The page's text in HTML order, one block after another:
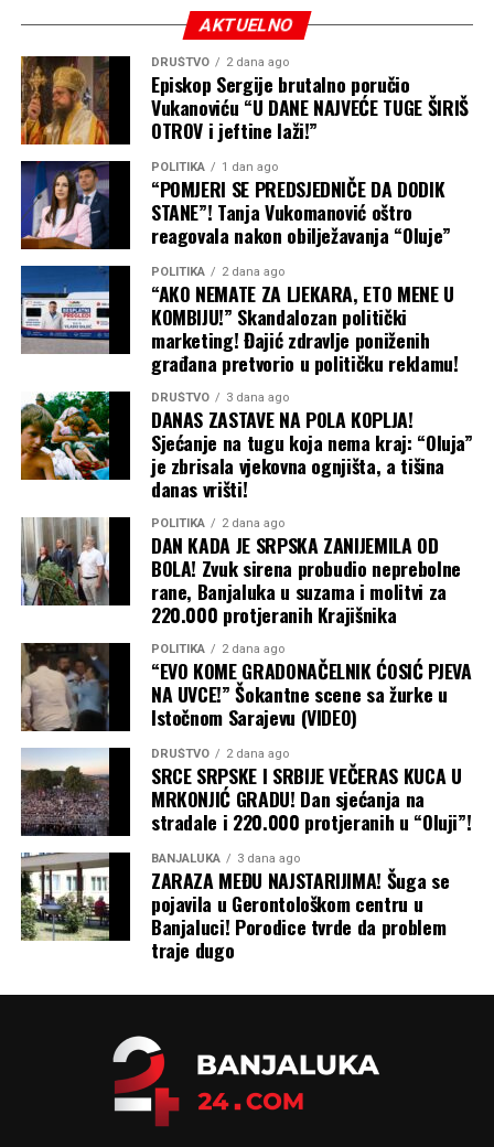
četvrtinu uvoza pšenice za Egipat i oko 18 procenata za
Indoneziju. Takođe je najveći dobavljač kukuruza za
Evropsku uniju, pokriva čak 92 odsto njenog uvoza
suncokretovog ulja i ostaje ključni izvor stočne hrane i
biljnih ulja.
Putin računa na to da će poskupljenje hrane – u
trenutku kada američki rat sa Iranom već podiže cijene
nafte i svega ostalog – primorati ukrajinske trgovinske
partnere, prije svega u Evropi, da pritisnu Kijev da
obustavi napade unutar Rusije. Međutim, malo je
vjerovatno da će ta strategija upaliti, navodi se u analizi
Tajma. Šta Ukrajina može da uradi
Podrška Evrope Ukrajini i dalje je čvrsta, a vlade koje trpe
posljedice poskupljenja prije će okriviti Moskvu nego
Kijev. Ipak, Putin očajnički želi pobjede na frontu, pa će
gurati po svom čak i bez čiste i ubjedljive pobjede na
pomolu. Isto tako, ne treba očekivati ni obnovu
sporazuma postignutog pod okriljem Ujedinjenih nacija
u julu 2022. godine, koji je ranije omogućio bezbjednu
plovidbu do i iz ukrajinskih luka.
Baš kao što je kriza u Ormuskom moreuzu primorala
susjedne zemlje da grozničavo traže nove puteve za
izvoz nafte iz Persijskog zaliva, tako bi i Ukrajina mogla
da preusmjeri izvoz žita preko Dunava, rumunskih luka i
željeznice, kao što je to činila na početku rata. Ali, kao i
tada, ta alternativna rješenja su skupa i logistički znatno
komplikovanija.
Zbog svega ovoga, priroda ruskog rata protiv Ukrajine
nastaviće da se mijenja dok obje strane traže način da
prekinu pat-poziciju na frontu u svoju korist. A
ekonomska šteta, koja se osjeća daleko izvan granica
Ukrajine i Rusije, nastaviće da se gomila, piše Blic.
AKTUELNO
DRUŠTVO 2 dana ago
Episkop Sergije brutalno poručio
Vukanoviću “U DANE NAJVEĆE TUGE ŠIRIŠ
OTROV i jeftine laži!”
POLITIKA 1 dan ago
“POMJERI SE PREDSJEDNIČE DA DODIK
STANE”! Tanja Vukomanović oštro
reagovala nakon obilježavanja “Oluje”
POLITIKA 2 dana ago
“AKO NEMATE ZA LJEKARA, ETO MENE U
KOMBIJU!” Skandalozan politički
marketing! Đajić zdravlje poniženih
građana pretvorio u političku reklamu!
DRUŠTVO 3 dana ago
DANAS ZASTAVE NA POLA KOPLJA!
Sjećanje na tugu koja nema kraj: “Oluja”
je zbrisala vjekovna ognjišta, a tišina
danas vrišti!
POLITIKA 2 dana ago
DAN KADA JE SRPSKA ZANIJEMILA OD
BOLA! Zvuk sirena probudio neprebolne
rane, Banjaluka u suzama i molitvi za
220.000 protjeranih Krajišnika
POLITIKA 2 dana ago
“EVO KOME GRADONAČELNIK ĆOSIĆ PJEVA
NA UVCE!” Šokantne scene sa žurke u
Istočnom Sarajevu (VIDEO)
DRUŠTVO 2 dana ago
SRCE SRPSKE I SRBIJE VEČERAS KUCA U
MRKONJIĆ GRADU! Dan sjećanja na
stradale i 220.000 protjeranih u “Oluji”!
BANJALUKA 3 dana ago
ZARAZA MEĐU NAJSTARIJIMA! Šuga se
pojavila u Gerontološkom centru u
Banjaluci! Porodice tvrde da problem
traje dugo